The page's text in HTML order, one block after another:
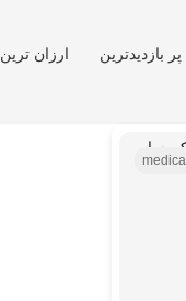
پر بازدیدترین ارزان ترین